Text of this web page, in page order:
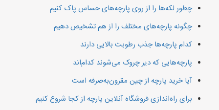
چطور لکه‌ها را از روی پارچه‌های حساس پاک کنیم
چگونه پارچه‌های مختلف را از هم تشخیص دهیم
کدام پارچه‌ها جذب رطوبت بالایی دارند
پارچه‌هایی که دیر چروک می‌شوند کدام‌اند
آیا خرید پارچه از چین مقرون‌به‌صرفه است
برای راه‌اندازی فروشگاه آنلاین پارچه از کجا شروع کنیم